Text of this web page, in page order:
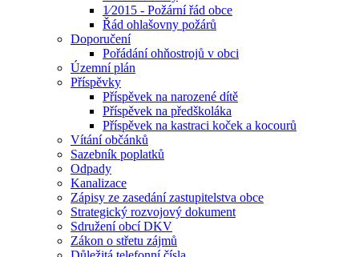
1⁄2015 - Požární řád obce
Řád ohlašovny požárů
Doporučení
Pořádání ohňostrojů v obci
Územní plán
Příspěvky
Příspěvek na narozené dítě
Příspěvek na předškoláka
Příspěvek na kastraci koček a kocourů
Vítání občánků
Sazebník poplatků
Odpady
Kanalizace
Zápisy ze zasedání zastupitelstva obce
Strategický rozvojový dokument
Sdružení obcí DKV
Zákon o střetu zájmů